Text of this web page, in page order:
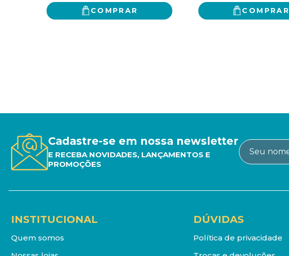
COMPRAR COMPRAR
Cadastre-se em nossa newsletter
E RECEBA NOVIDADES, LANÇAMENTOS E
PROMOÇÕES
INSTITUCIONAL
Quem somos
DÚVIDAS
Política de privacidade